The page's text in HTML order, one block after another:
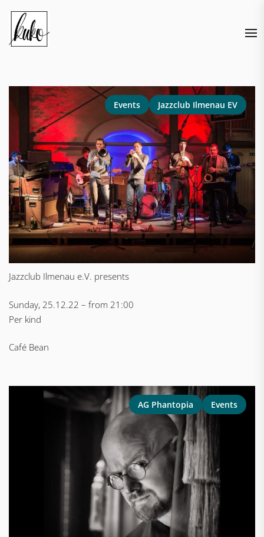
content
Events Jazzclub Ilmenau EV
Jazzclub Ilmenau e.V. presents
Sunday, 25.12.22 – from 21:00
Per kind
Café Bean
AG Phantopia Events